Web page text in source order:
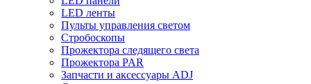
LED ленты
Пульты управления светом
Стробоскопы
Прожектора следящего света
Прожектора PAR
Запчасти и аксессуары ADJ